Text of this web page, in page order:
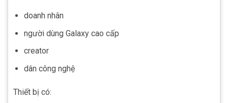
doanh nhân
người dùng Galaxy cao cấp
creator
dân công nghệ
Thiết bị có: